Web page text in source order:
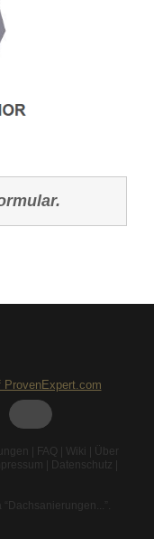
FAQ Wiki
Über
Datenschutz
.